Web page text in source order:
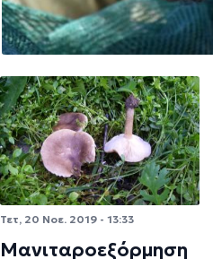
Τετ, 20 Νοε. 2019 - 13:33
Μανιταροεξόρμηση